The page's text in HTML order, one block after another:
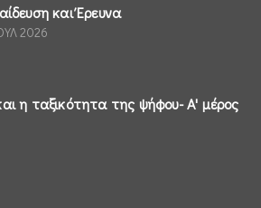
και Έρευνα
2026
η ταξικότητα της ψήφου- Α' μέρος